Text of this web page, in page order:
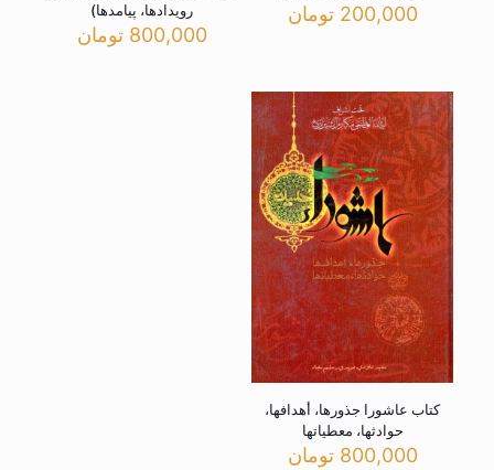
200,000 تومان
رویدادها، پیامدها)
800,000 تومان
کتاب عاشورا جذورها، أهدافها،
حوادثها، معطیاتها
800,000 تومان